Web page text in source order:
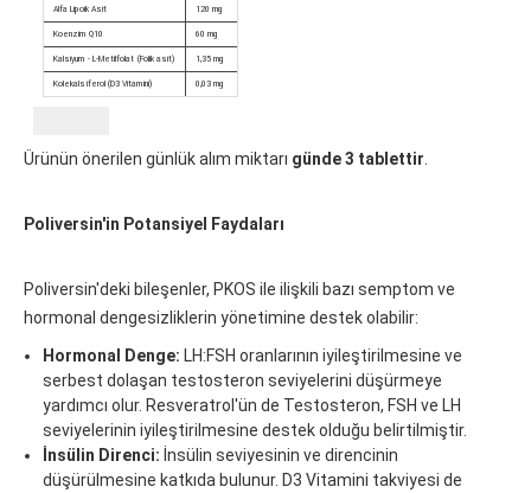
Alfa Lipoik Asit 120 mg
Koenzim Q10 60 mg
Kalsiyum - L-Metilfolat (Folik asit) 1,35 mg
Kolekalsiferol (D3 Vitamini) 0,03 mg
Ürünün önerilen günlük alım miktarı günde 3 tablettir
Poliversin'in Potansiyel Faydaları
Poliversin'deki bileşenler, PKOS ile ilişkili bazı semptom ve
hormonal dengesizliklerin yönetimine destek olabilir:
Hormonal Denge: LH:FSH oranlarının iyileştirilmesine ve
serbest dolaşan testosteron seviyelerini düşürmeye
yardımcı olur. Resveratrol'ün de Testosteron, FSH ve LH
seviyelerinin iyileştirilmesine destek olduğu belirtilmiştir.
İnsülin Direnci: İnsülin seviyesinin ve direncinin
düşürülmesine katkıda bulunur. D3 Vitamini takviyesi de